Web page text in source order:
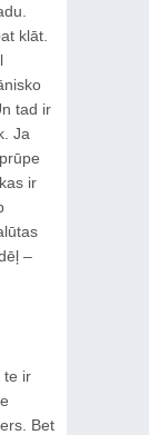
klāt.
tad ir
Ja
ir
–
te ir
Bet